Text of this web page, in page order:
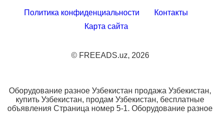
Политика конфиденциальности
Контакты
Карта сайта
© FREEADS.uz, 2026
Оборудование разное Узбекистан продажа Узбекистан,
купить Узбекистан, продам Узбекистан, бесплатные
объявления Страница номер 5-1. Оборудование разное